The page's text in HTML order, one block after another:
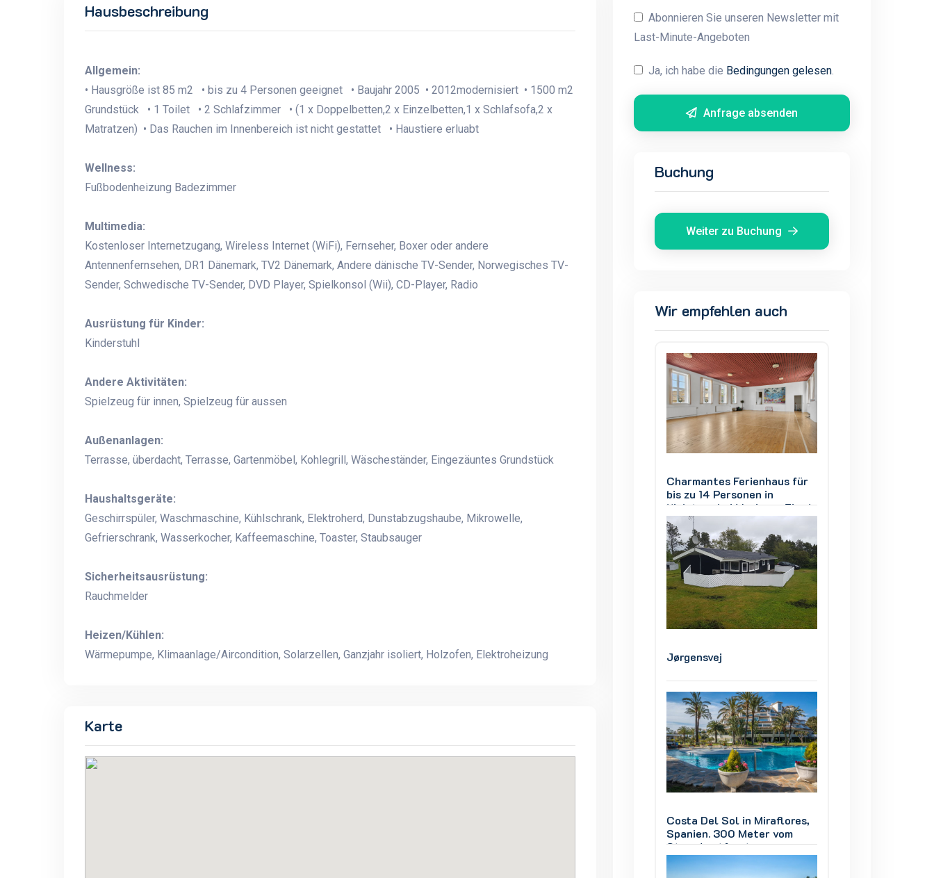
Hausbeschreibung
Allgemein:
• Hausgröße ist 85 m2 • bis zu 4 Personen geeignet • Baujahr 2005 • 2012modernisiert • 1500 m2
Grundstück • 1 Toilet • 2 Schlafzimmer • (1 x Doppelbetten,2 x Einzelbetten,1 x Schlafsofa,2 x
Matratzen) • Das Rauchen im Innenbereich ist nicht gestattet • Haustiere erluabt
Wellness:
Fußbodenheizung Badezimmer
Multimedia:
Kostenloser Internetzugang, Wireless Internet (WiFi), Fernseher, Boxer oder andere
Antennenfernsehen, DR1 Dänemark, TV2 Dänemark, Andere dänische TV-Sender, Norwegisches TV-
Sender, Schwedische TV-Sender, DVD Player, Spielkonsol (Wii), CD-Player, Radio
Ausrüstung für Kinder:
Kinderstuhl
Andere Aktivitäten:
Spielzeug für innen, Spielzeug für aussen
Außenanlagen:
Terrasse, überdacht, Terrasse, Gartenmöbel, Kohlegrill, Wäscheständer, Eingezäuntes Grundstück
Haushaltsgeräte:
Geschirrspüler, Waschmaschine, Kühlschrank, Elektroherd, Dunstabzugshaube, Mikrowelle,
Gefrierschrank, Wasserkocher, Kaffeemaschine, Toaster, Staubsauger
Sicherheitsausrüstung:
Rauchmelder
Heizen/Kühlen:
Wärmepumpe, Klimaanlage/Aircondition, Solarzellen, Ganzjahr isoliert, Holzofen, Elektroheizung
Karte
Abonnieren Sie unseren Newsletter mit
Last-Minute-Angeboten
Ja, ich habe die Bedingungen gelesen.
Anfrage absenden
Buchung
Weiter zu Buchung
Wir empfehlen auch
Jørgensvej Jørgensvej
Charmantes Ferienhaus für
bis zu 14 Personen in
Kielstrup bei Mariager Fjord
Jørgensvej
Costa Del Sol in Miraflores,
Spanien. 300 Meter vom
Strand entfernt